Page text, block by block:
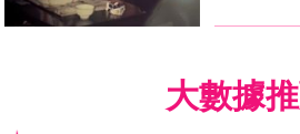
大數據